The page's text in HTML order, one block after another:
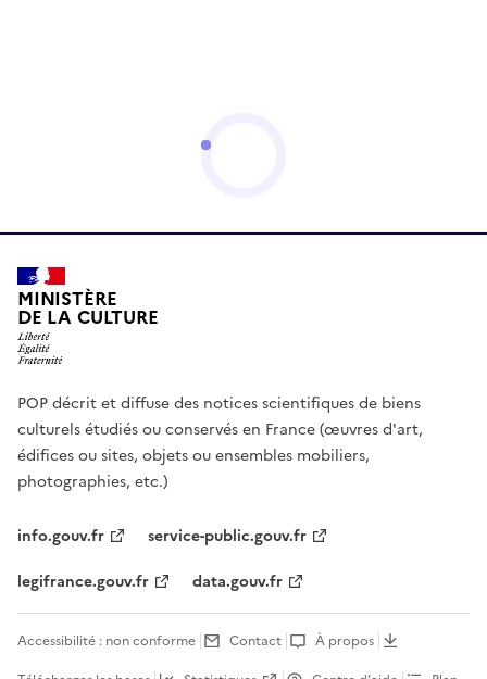
MINISTÈRE
DE LA CULTURE
POP décrit et diffuse des notices scientifiques de biens
culturels étudiés ou conservés en France (œuvres d'art,
édifices ou sites, objets ou ensembles mobiliers,
photographies, etc.)
info.gouv.fr
service-public.gouv.fr
legifrance.gouv.fr
data.gouv.fr
Accessibilité : non conforme Contact
À propos